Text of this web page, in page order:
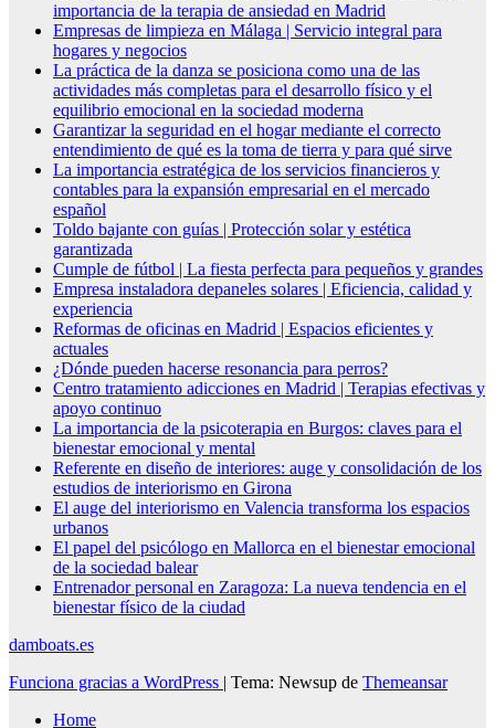
importancia de la terapia de ansiedad en Madrid
Empresas de limpieza en Málaga | Servicio integral para
hogares y negocios
La práctica de la danza se posiciona como una de las
actividades más completas para el desarrollo físico y el
equilibrio emocional en la sociedad moderna
Garantizar la seguridad en el hogar mediante el correcto
entendimiento de qué es la toma de tierra y para qué sirve
La importancia estratégica de los servicios financieros y
contables para la expansión empresarial en el mercado
español
Toldo bajante con guías | Protección solar y estética
garantizada
Cumple de fútbol | La fiesta perfecta para pequeños y grandes
Empresa instaladora depaneles solares | Eficiencia, calidad y
experiencia
Reformas de oficinas en Madrid | Espacios eficientes y
actuales
¿Dónde pueden hacerse resonancia para perros?
Centro tratamiento adicciones en Madrid | Terapias efectivas y
apoyo continuo
La importancia de la psicoterapia en Burgos: claves para el
bienestar emocional y mental
Referente en diseño de interiores: auge y consolidación de los
estudios de interiorismo en Girona
El auge del interiorismo en Valencia transforma los espacios
urbanos
El papel del psicólogo en Mallorca en el bienestar emocional
de la sociedad balear
Entrenador personal en Zaragoza: La nueva tendencia en el
bienestar físico de la ciudad
damboats.es
Funciona gracias a WordPress | Tema: Newsup de Themeansar
Home